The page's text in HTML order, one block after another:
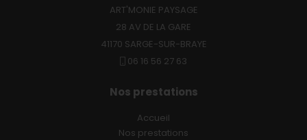
ART'MONIE PAYSAGE
28 AV DE LA GARE
41170 SARGE-SUR-BRAYE
06 16 56 27 63
Nos prestations
Accueil
Nos prestations